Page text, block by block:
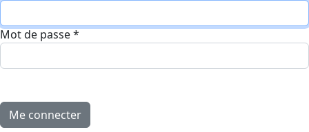
Mot de passe*